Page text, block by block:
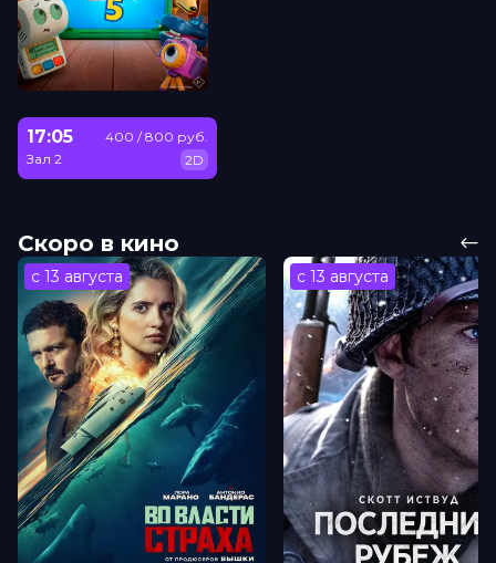
17:05
Зал 2
400 / 800 руб.
2D
Скоро в кино
с 13 августа с 13 августа